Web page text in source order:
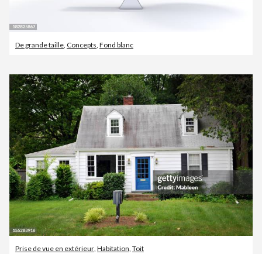
De grande taille, Concepts, Fond blanc
Prise de vue en extérieur, Habitation, Toit